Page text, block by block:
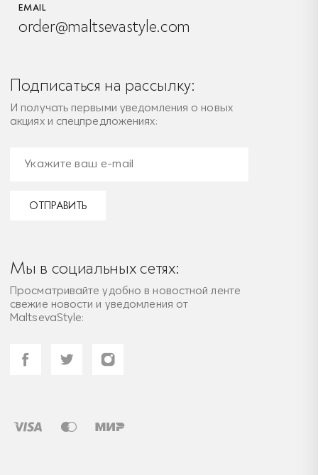
EMAIL
order@maltsevastyle.com
Подписаться на рассылку:
И получать первыми уведомления о новых
акциях и спецпредложениях:
ОТПРАВИТЬ
Мы в социальных сетях:
Просматривайте удобно в новостной ленте
свежие новости и уведомления от
MaltsevaStyle: